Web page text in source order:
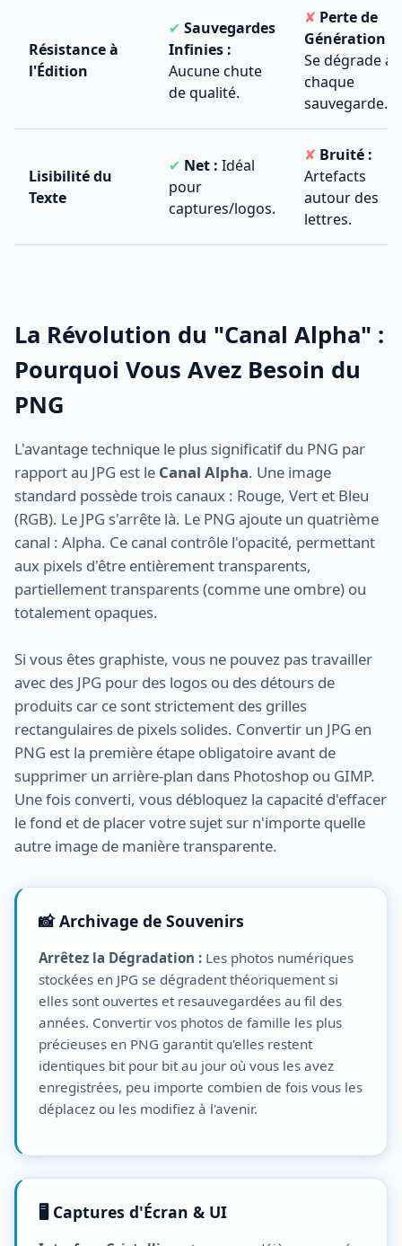
Résistance à
l'Édition
✔ Sauvegardes
Infinies :
Aucune chute
de qualité.
✘ Perte de
Génération :
Se dégrade à
chaque
sauvegarde.
Lisibilité du
Texte
✔ Net : Idéal
pour
captures/logos.
✘ Bruité :
Artefacts
autour des
lettres.
La Révolution du "Canal Alpha" :
Pourquoi Vous Avez Besoin du
PNG
L'avantage technique le plus significatif du PNG par
rapport au JPG est le Canal Alpha. Une image
standard possède trois canaux : Rouge, Vert et Bleu
(RGB). Le JPG s'arrête là. Le PNG ajoute un quatrième
canal : Alpha. Ce canal contrôle l'opacité, permettant
aux pixels d'être entièrement transparents,
partiellement transparents (comme une ombre) ou
totalement opaques.
Si vous êtes graphiste, vous ne pouvez pas travailler
avec des JPG pour des logos ou des détours de
produits car ce sont strictement des grilles
rectangulaires de pixels solides. Convertir un JPG en
PNG est la première étape obligatoire avant de
supprimer un arrière-plan dans Photoshop ou GIMP.
Une fois converti, vous débloquez la capacité d'effacer
le fond et de placer votre sujet sur n'importe quelle
autre image de manière transparente.
📸 Archivage de Souvenirs
Arrêtez la Dégradation : Les photos numériques
stockées en JPG se dégradent théoriquement si
elles sont ouvertes et resauvegardées au fil des
années. Convertir vos photos de famille les plus
précieuses en PNG garantit qu'elles restent
identiques bit pour bit au jour où vous les avez
enregistrées, peu importe combien de fois vous les
déplacez ou les modifiez à l'avenir.
🖥️ Captures d'Écran & UI